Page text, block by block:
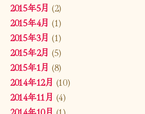
2015年5月 (2)
2015年4月 (1)
2015年3月 (1)
2015年2月 (5)
2015年1月 (8)
2014年12月 (10)
2014年11月 (4)
2014年10月 (1)